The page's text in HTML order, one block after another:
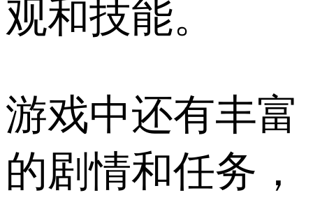
观和技能。
游戏中还有丰富
的剧情和任务，